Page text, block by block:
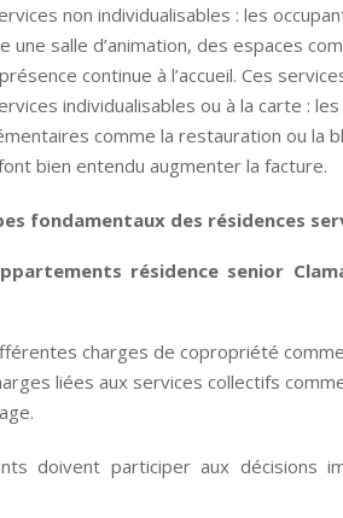
non individualisables : les
une salle d’animation, des espaces
continue à l’accueil. Ces
individualisables ou à la carte :
comme la restauration ou la
bien entendu augmenter la facture.
fondamentaux des résidences
résidence senior
charges de copropriété
liées aux services collectifs
doivent participer aux décisions